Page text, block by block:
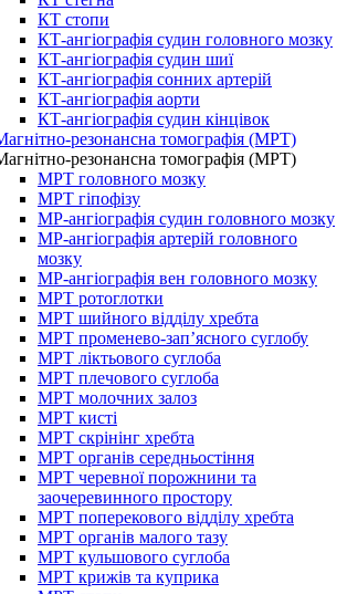
КТ стопи
КТ-ангіографія судин головного мозку
КТ-ангіографія судин шиї
КТ-ангіографія сонних артерій
КТ-ангіографія аорти
КТ-ангіографія судин кінцівок
резонансна томографія (МРТ)
резонансна томографія (МРТ)
МРТ головного мозку
МРТ гіпофізу
МР-ангіографія судин головного мозку
МР-ангіографія артерій головного
мозку
МР-ангіографія вен головного мозку
МРТ ротоглотки
МРТ шийного відділу хребта
МРТ променево-зап’ясного суглобу
МРТ ліктьового суглоба
МРТ плечового суглоба
МРТ молочних залоз
МРТ кисті
МРТ скрінінг хребта
МРТ органів середньостіння
МРТ черевної порожнини та
заочеревинного простору
МРТ поперекового відділу хребта
МРТ органів малого тазу
МРТ кульшового суглоба
МРТ крижів та куприка